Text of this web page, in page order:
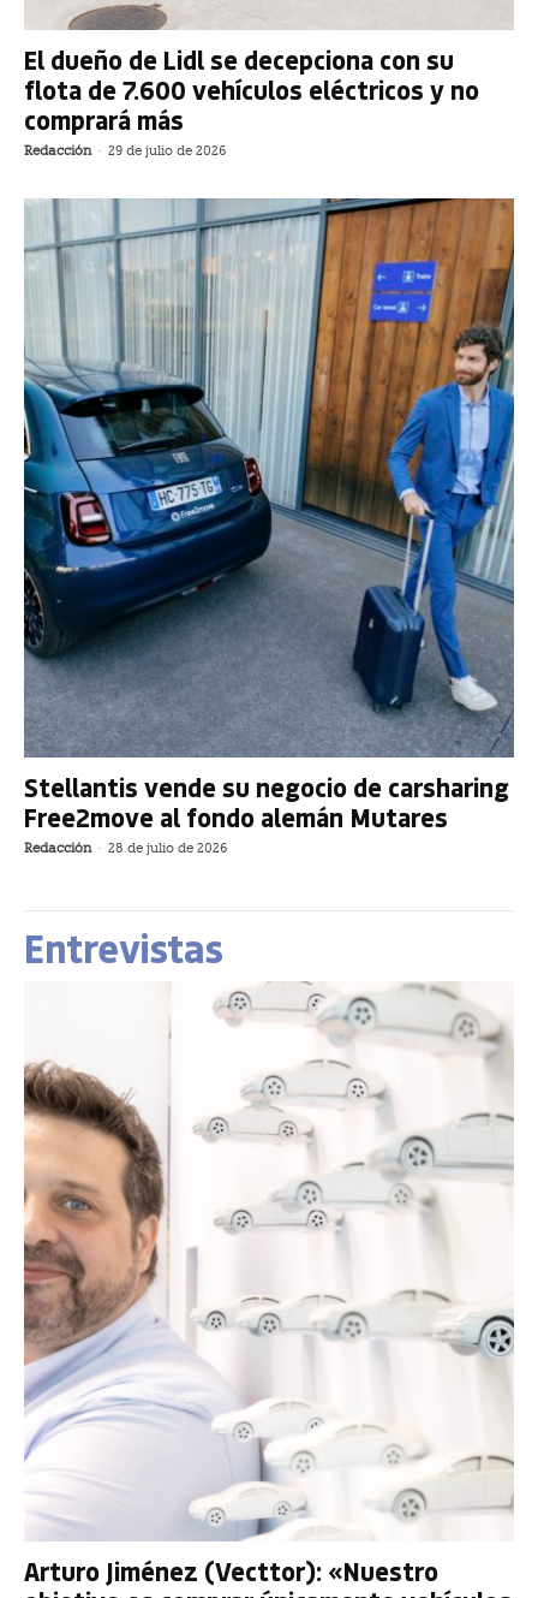
El dueño de Lidl se decepciona con su
flota de 7.600 vehículos eléctricos y no
comprará más
Redacción - 29 de julio de 2026
Stellantis vende su negocio de carsharing
Free2move al fondo alemán Mutares
Redacción - 28 de julio de 2026
Entrevistas
Arturo Jiménez (Vecttor): «Nuestro